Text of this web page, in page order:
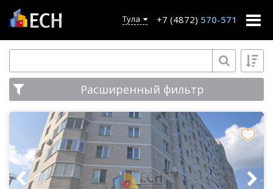
Тула +7 (4872) 570-571
Расширенный фильтр